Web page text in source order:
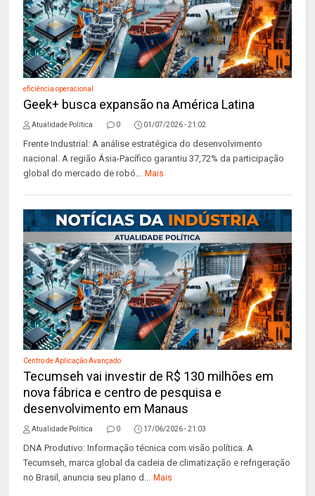
eficiência operacional
Geek+ busca expansão na América Latina
Atualidade Política 0 01/07/2026 - 21:02
Frente Industrial: A análise estratégica do desenvolvimento
nacional. A região Ásia-Pacífico garantiu 37,72% da participação
global do mercado de robó... Mais
Centro de Aplicação Avançado
Tecumseh vai investir de R$ 130 milhões em
nova fábrica e centro de pesquisa e
desenvolvimento em Manaus
Atualidade Política 0 17/06/2026 - 21:03
DNA Produtivo: Informação técnica com visão política. A
Tecumseh, marca global da cadeia de climatização e refrigeração
no Brasil, anuncia seu plano d... Mais